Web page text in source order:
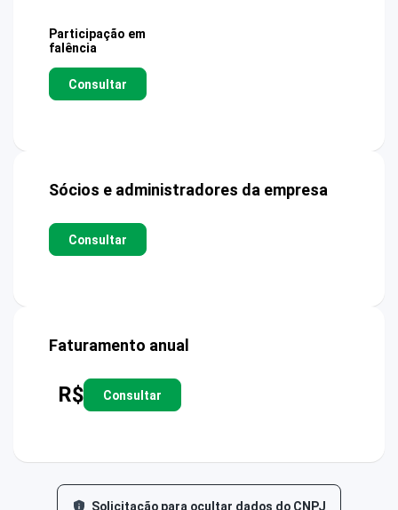
Participação em
falência
Consultar
Sócios e administradores da empresa
Consultar
Faturamento anual
R$ Consultar
Solicitação para ocultar dados do CNPJ